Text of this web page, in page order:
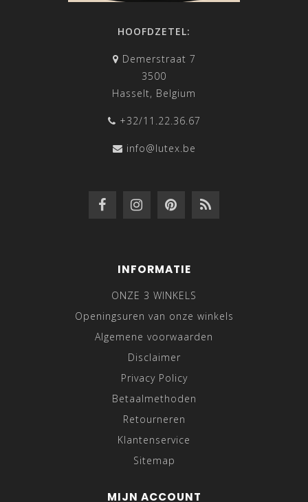
HOOFDZETEL:
Demerstraat 7
3500
Hasselt, Belgium
+32/11.22.36.67
info@lutex.be
INFORMATIE
ONZE 3 WINKELS
Openingsuren van onze winkels
Algemene voorwaarden
Disclaimer
Privacy Policy
Betaalmethoden
Retourneren
Klantenservice
Sitemap
MIJN ACCOUNT